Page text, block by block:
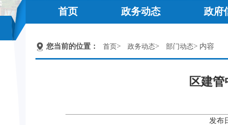
首页 政务动态 政府
您当前的位置： 首页> 政务动态> 部门动态> 内容
区建
发布